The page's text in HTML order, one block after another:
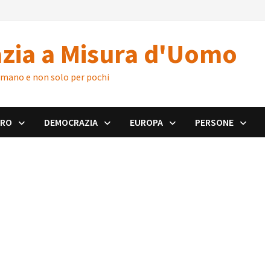
a Misura d'Uomo
e non solo per pochi
DEMOCRAZIA EUROPA PERSONE